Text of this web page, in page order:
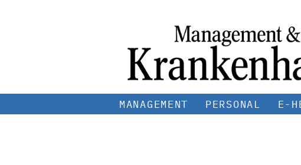
MANAGEMENT PERSONAL E-